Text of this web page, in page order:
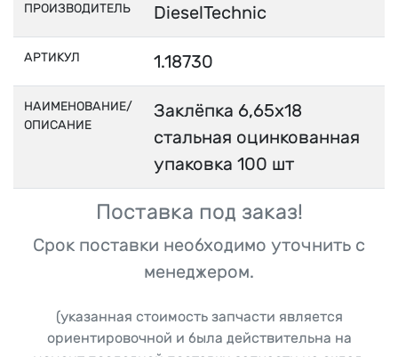
ПРОИЗВОДИТЕЛЬ DieselTechnic
АРТИКУЛ 1.18730
НАИМЕНОВАНИЕ/
ОПИСАНИЕ
Заклёпка 6,65x18
стальная оцинкованная
упаковка 100 шт
Поставка под заказ!
Срок поставки необходимо уточнить с
менеджером.
(указанная стоимость запчасти является
ориентировочной и была действительна на